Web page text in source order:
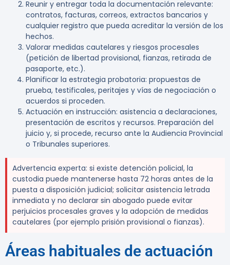
Reunir y entregar toda la documentación relevante:
contratos, facturas, correos, extractos bancarios y
cualquier registro que pueda acreditar la versión de los
hechos.
Valorar medidas cautelares y riesgos procesales
(petición de libertad provisional, fianzas, retirada de
pasaporte, etc.).
Planificar la estrategia probatoria: propuestas de
prueba, testificales, peritajes y vías de negociación o
acuerdos si proceden.
Actuación en instrucción: asistencia a declaraciones,
presentación de escritos y recursos. Preparación del
juicio y, si procede, recurso ante la Audiencia Provincial
o Tribunales superiores.
Advertencia experta: si existe detención policial, la
custodia puede mantenerse hasta 72 horas antes de la
puesta a disposición judicial; solicitar asistencia letrada
inmediata y no declarar sin abogado puede evitar
perjuicios procesales graves y la adopción de medidas
cautelares (por ejemplo prisión provisional o fianzas).
Áreas habituales de actuación